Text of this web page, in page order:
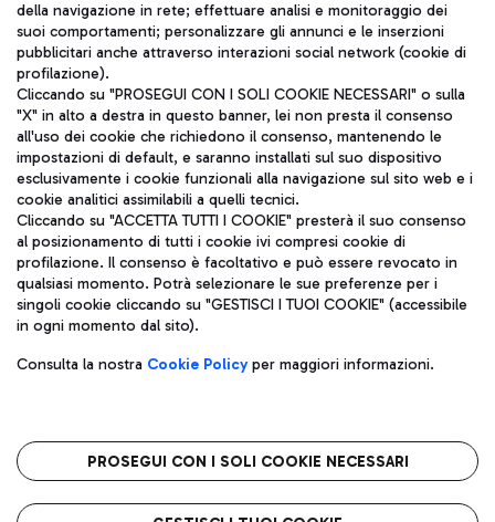
ITA
Aeroporti di Roma S.p.A. - Società soggetta a direzione e
coordinamento di Mundys S.p.A.
Codice fiscale e Registro delle Imprese di Roma 13032990155 P.
IVA 06572251004
Capitale sociale 62.224.743,00 int. vers.
Sede legale: Via Pier Paolo Racchetti 1 - 00054 Fiumicino (RM)
telefono +39 06 65951
Privacy policy
Note legali
Roma FCO
L'aeroporto stellato
della navigazione in rete; effettuare analisi e monitoraggio dei
suoi comportamenti; personalizzare gli annunci e le inserzioni
pubblicitari anche attraverso interazioni social network (cookie di
profilazione).
Cliccando su "PROSEGUI CON I SOLI COOKIE NECESSARI" o sulla
"X" in alto a destra in questo banner, lei non presta il consenso
all'uso dei cookie che richiedono il consenso, mantenendo le
impostazioni di default, e saranno installati sul suo dispositivo
esclusivamente i cookie funzionali alla navigazione sul sito web e i
cookie analitici assimilabili a quelli tecnici.
Cliccando su "ACCETTA TUTTI I COOKIE" presterà il suo consenso
al posizionamento di tutti i cookie ivi compresi cookie di
profilazione. Il consenso è facoltativo e può essere revocato in
qualsiasi momento. Potrà selezionare le sue preferenze per i
singoli cookie cliccando su "GESTISCI I TUOI COOKIE" (accessibile
in ogni momento dal sito).
Consulta la nostra Cookie Policyper maggiori informazioni.
PROSEGUI CON I SOLI COOKIE NECESSARI